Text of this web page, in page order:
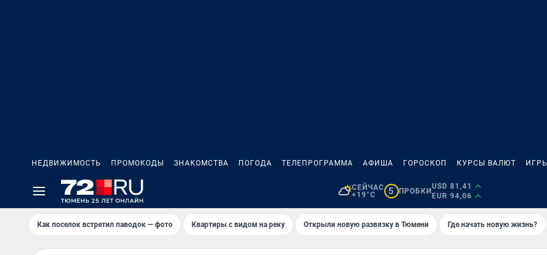
НЕДВИЖИМОСТЬ ПРОМОКОДЫ ЗНАКОМСТВА ПОГОДА ТЕЛЕПРОГРАММА АФИША ГОРОСКОП КУРСЫ ВАЛЮТ ИГРЫ
СЕЙЧАС
+19°C
5 ПРОБКИ
USD 81,41
EUR 94,06
Как поселок встретил паводок — фото Квартиры с видом на реку Открыли новую развязку в Тюмени Где начать новую жизнь?